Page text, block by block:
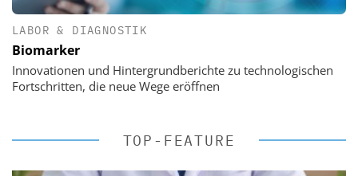
LABOR & DIAGNOSTIK
Biomarker
Innovationen und Hintergrundberichte zu technologischen
Fortschritten, die neue Wege eröffnen
TOP-FEATURE